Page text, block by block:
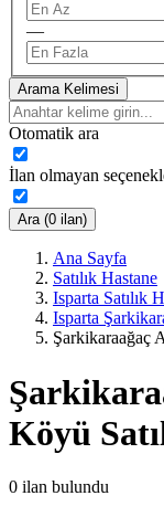
—
Arama Kelimesi
Otomatik ara
İlan olmayan
Ara (0 ilan)
Ana Sayfa
Satılık Hastane
Isparta Satılık
Isparta
Şarkikaraağaç
Köyü
0 ilan bulundu